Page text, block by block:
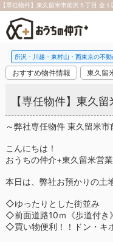
【専任物件】東久留米市前沢５丁目 全
所沢・川越・東村山・西東京の不
おすすめ物件情報 東久留
【専任物件】東久
～弊社専任物件 東久留米
こんにちは！
おうちの仲介+東久留米営業
本日は、弊社お預かりの土
◇ゆったりとした街並み
◇前面道路10ｍ《歩道付き
◇買い物便利！！ドン・キ